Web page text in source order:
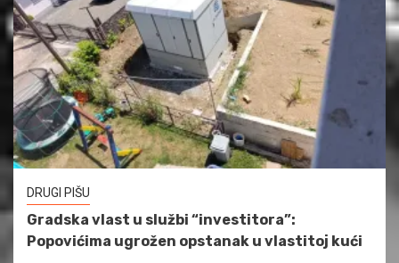
DRUGI PIŠU
Gradska vlast u službi “investitora”:
Popovićima ugrožen opstanak u vlastitoj kući